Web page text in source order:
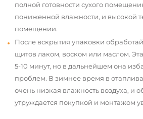
полной готовности сухого
пониженной влажности, и высокой
помещении.
После вскрытия упаковки
щитов лаком, воском или маслом.
5-10 минут, но в дальнейшем она
проблем. В зимнее время в
очень низкая влажность воздуха, и
утруждается покупкой и монтажом